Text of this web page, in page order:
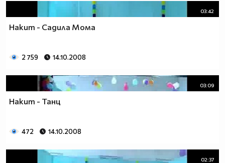
03:42
Накит - Садила Мома
2 759 14.10.2008
03:09
Накит - Танц
472 14.10.2008
02:37